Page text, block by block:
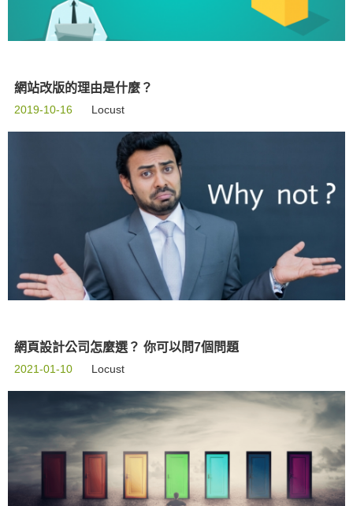
網站改版的理由是什麼？
2019-10-16 Locust
網頁設計公司怎麼選？ 你可以問7個問題
2021-01-10 Locust